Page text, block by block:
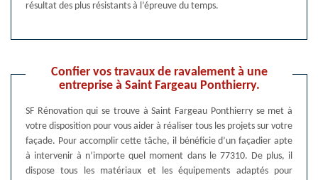
résultat des plus résistants à l’épreuve du temps.
Confier vos travaux de ravalement à une
entreprise à Saint Fargeau Ponthierry.
SF Rénovation qui se trouve à Saint Fargeau Ponthierry se met à
votre disposition pour vous aider à réaliser tous les projets sur votre
façade. Pour accomplir cette tâche, il bénéficie d’un façadier apte
à intervenir à n’importe quel moment dans le 77310. De plus, il
dispose tous les matériaux et les équipements adaptés pour